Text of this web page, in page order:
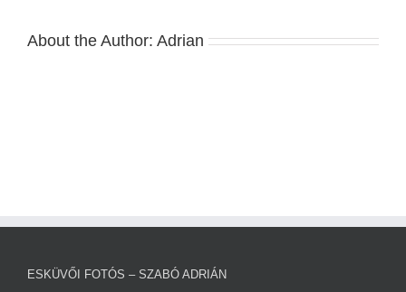
About the Author: Adrian
ESKÜVŐI FOTÓS – SZABÓ ADRIÁN